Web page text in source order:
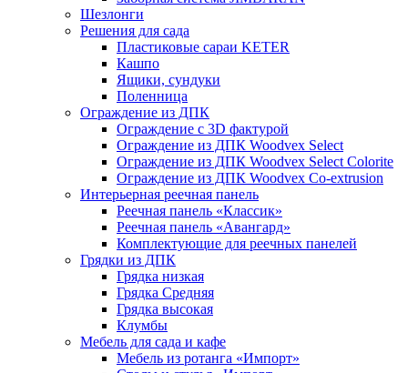
Шезлонги
Решения для сада
Пластиковые сараи KETER
Кашпо
Ящики, сундуки
Поленница
Ограждение из ДПК
Ограждение с 3D фактурой
Ограждение из ДПК Woodvex Select
Ограждение из ДПК Woodvex Select Colorite
Ограждение из ДПК Woodvex Co-extrusion
Интерьерная реечная панель
Реечная панель «Классик»
Реечная панель «Авангард»
Комплектующие для реечных панелей
Грядки из ДПК
Грядка низкая
Грядка Средняя
Грядка высокая
Клумбы
Мебель для сада и кафе
Мебель из ротанга «Импорт»